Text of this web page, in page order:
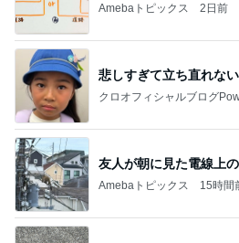
Amebaトピックス 2日前
悲しすぎて立ち直れない
クロオフィシャルブログ
友人が朝に見た電線上
Amebaトピックス 15時間